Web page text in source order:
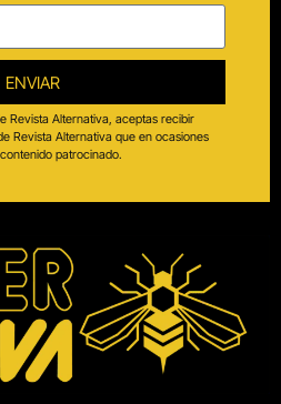
ENVIAR
Revista Alternativa, aceptas recibir
Revista Alternativa que en ocasiones
patrocinado.